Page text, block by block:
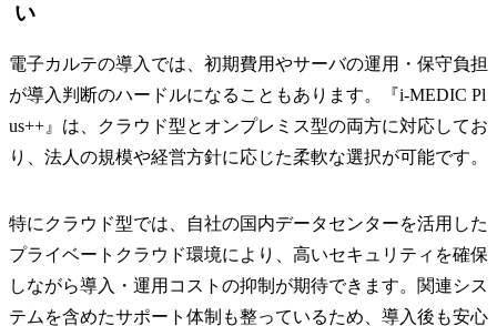
い
電子カルテの導入では、初期費用やサーバの運用・保守負担
が導入判断のハードルになることもあります。『i-MEDIC Pl
us++』は、クラウド型とオンプレミス型の両方に対応してお
り、法人の規模や経営方針に応じた柔軟な選択が可能です。
特にクラウド型では、自社の国内データセンターを活用した
プライベートクラウド環境により、高いセキュリティを確保
しながら導入・運用コストの抑制が期待できます。関連シス
テムを含めたサポート体制も整っているため、導入後も安心